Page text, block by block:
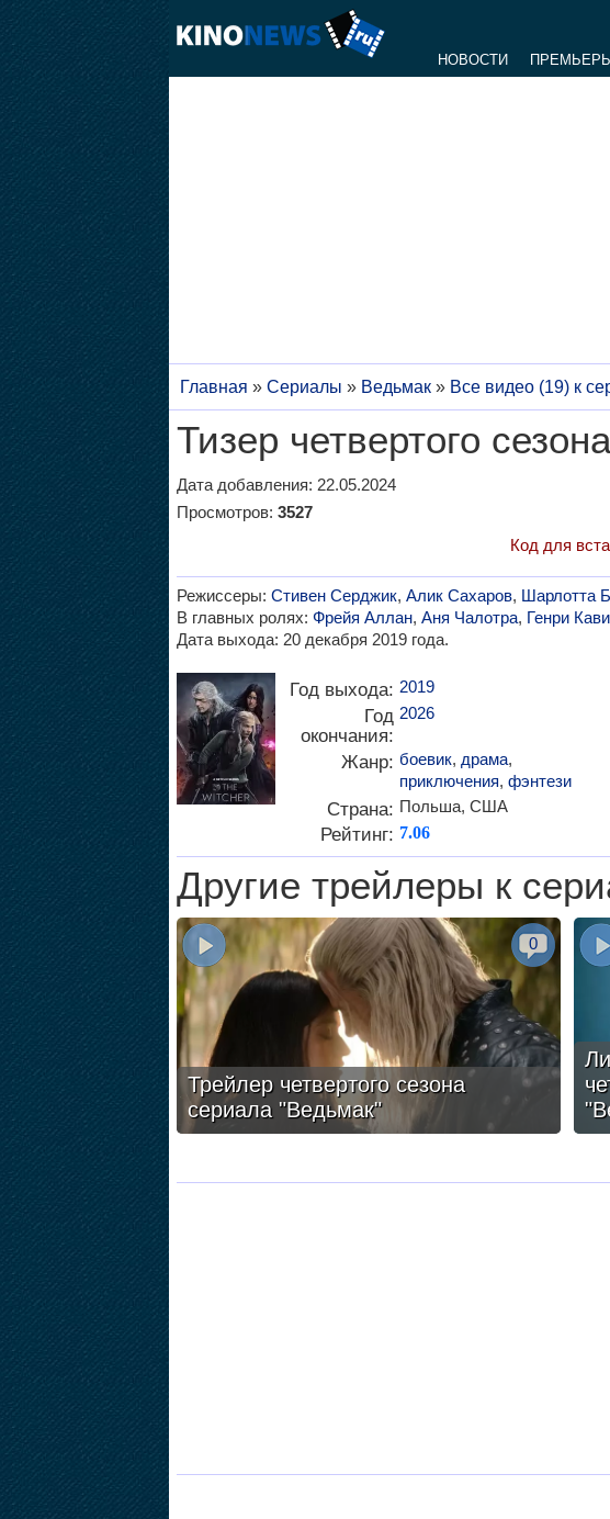
НОВОСТИ ПРЕМЬЕРЫ
Главная » Сериалы » Ведьмак» Все видео (19) к
Тизер четвертого
Дата добавления: 22.05.2024
Просмотров: 3527
Код для
Режиссеры: Стивен Серджик, Алик Сахаров, Шарлотта
В главных ролях: Фрейя Аллан, Аня Чалотра, Генри
Дата выхода: 20 декабря 2019 года.
Год выхода: 2019
Год
окончания:
2026
Жанр: боевик, драма,
приключения, фэнтези
Страна: Польша, США
Рейтинг: 7.06
Другие трейлеры к
Трейлер четвертого сезона
сериала "Ведьмак"
0